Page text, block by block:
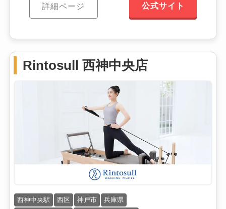
詳細ページ 公式サイト
Rintosull 西神中央店
西神中央駅 西区 神戸市
兵庫県